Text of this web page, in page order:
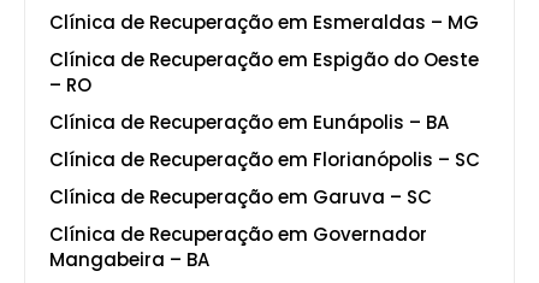
Clínica de Recuperação em Esmeraldas – MG
Clínica de Recuperação em Espigão do Oeste
– RO
Clínica de Recuperação em Eunápolis – BA
Clínica de Recuperação em Florianópolis – SC
Clínica de Recuperação em Garuva – SC
Clínica de Recuperação em Governador
Mangabeira – BA